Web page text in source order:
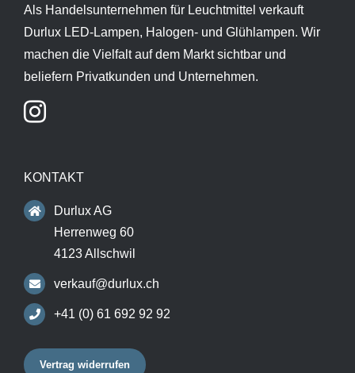
Als Handelsunternehmen für Leuchtmittel verkauft
Durlux LED-Lampen, Halogen- und Glühlampen. Wir
machen die Vielfalt auf dem Markt sichtbar und
beliefern Privatkunden und Unternehmen.
KONTAKT
Durlux AG
Herrenweg 60
4123 Allschwil
verkauf@durlux.ch
+41 (0) 61 692 92 92
Vertrag widerrufen